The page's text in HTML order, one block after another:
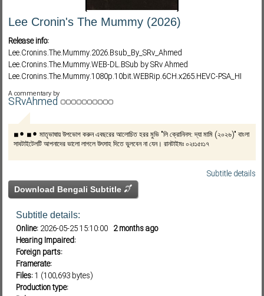
Subf2m 3.0
Lee Cronin's The Mummy (2026)
Release info:
Lee.Cronins.The.Mummy.2026.Bsub_By_SRv_Ahmed
Lee.Cronins.The.Mummy.WEB-DL.BSub by SRv Ahmed
Lee.Cronins.The.Mummy.1080p.10bit.WEBRip.6CH.x265.HEVC-PSA_HI
Lee.Cronins.The.Mummy.720p.10bit.WEBRip.6CH.x265.HEVC-PSA_HI
Lee.Cronins.The.Mummy.1080p.WEBRip.x265.10bit.AAC5.1-[YTS.MX]_HI
Lee.Cronins.The.Mummy.1080p.WEBRip.x264.AAC5.1-[YTS.MX]_HI
Lee.Cronins.The.Mummy.720p.WEBRip.x264.AAC-[YTS.MX]_HI
Lee.Cronins.The.Mummy.Lee.Cronins.The.Mummy.720p.WEBRip.x264.AAC
-[YTS.MX]_HI1080p.WEB.h264-ETHEL_HI
A commentary by
SRvAhmed
◾️⚫️ ◾️⚫️ মাতৃভাষায় উপভোগ করুন এবছরের আলোচিত হরর মুভি "লি ক্রোনিনস: দ্যা মামি (২০২৬)" বাংলা
সাবটাইটেলটি আপনাদের ভালো লাগলে উৎসাহ দিতে ভুলবেন না যেন। রানটাইমঃ ০২ঃ১৫ঃ১৭
Subtitle details
Download Bengali Subtitle
Subtitle details:
Online: 2026-05-25 15:10:00 2 months ago
Hearing Impaired:
Foreign parts:
Framerate:
Files:1 (100,693 bytes)
Production type: